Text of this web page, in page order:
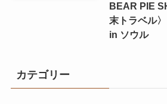
BEAR PIE
末トラベル
in ソウル
カテゴリー